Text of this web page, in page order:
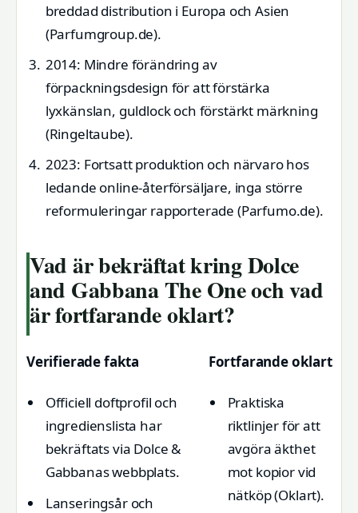
breddad distribution i Europa och Asien
(Parfumgroup.de).
2014: Mindre förändring av
förpackningsdesign för att förstärka
lyxkänslan, guldlock och förstärkt märkning
(Ringeltaube).
2023: Fortsatt produktion och närvaro hos
ledande online-återförsäljare, inga större
reformuleringar rapporterade (Parfumo.de).
Vad är bekräftat kring Dolce
and Gabbana The One och vad
är fortfarande oklart?
Verifierade fakta
Officiell doftprofil och
ingredienslista har
bekräftats via Dolce &
Gabbanas webbplats.
Lanseringsår och
Fortfarande oklart
Praktiska
riktlinjer för att
avgöra äkthet
mot kopior vid
nätköp (Oklart).